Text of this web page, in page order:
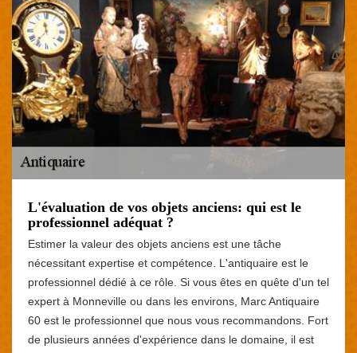
L'évaluation de vos objets anciens: qui est le
professionnel adéquat ?
Estimer la valeur des objets anciens est une tâche
nécessitant expertise et compétence. L'antiquaire est le
professionnel dédié à ce rôle. Si vous êtes en quête d'un tel
expert à Monneville ou dans les environs, Marc Antiquaire
60 est le professionnel que nous vous recommandons. Fort
de plusieurs années d'expérience dans le domaine, il est